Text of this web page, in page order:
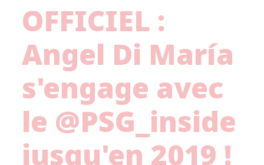
OFFICIEL :
Angel Di María
s'engage avec
le @PSG_inside
jusqu'en 2019 !